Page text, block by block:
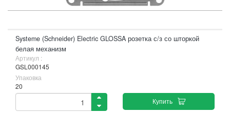
Systeme (Schneider) Electric GLOSSA розетка с/з со шторкой
белая механизм
Артикул :
GSL000145
Упаковка
20
Купить